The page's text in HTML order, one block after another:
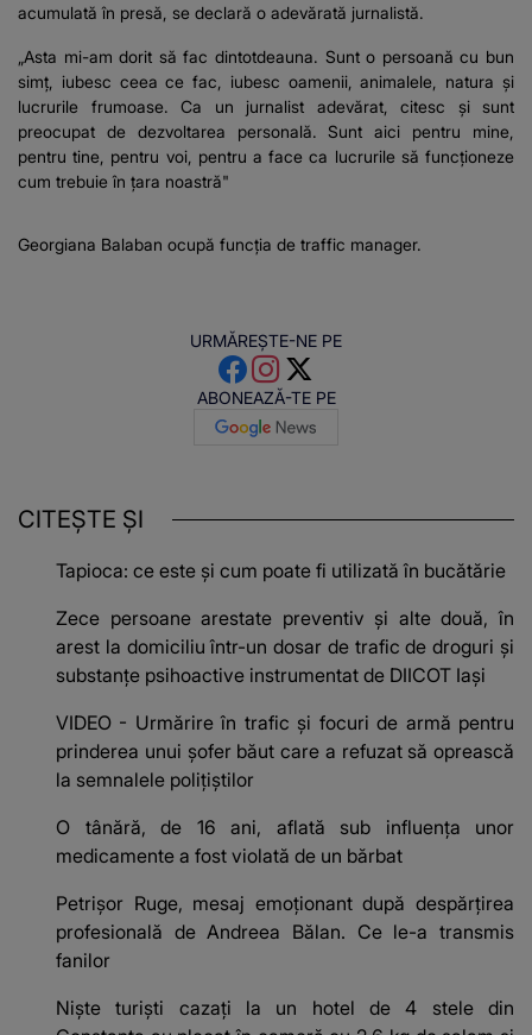
acumulată în presă, se declară o adevărată jurnalistă.
„Asta mi-am dorit să fac dintotdeauna. Sunt o persoană cu bun
simț, iubesc ceea ce fac, iubesc oamenii, animalele, natura și
lucrurile frumoase. Ca un jurnalist adevărat, citesc și sunt
preocupat de dezvoltarea personală. Sunt aici pentru mine,
pentru tine, pentru voi, pentru a face ca lucrurile să funcționeze
cum trebuie în țara noastră"
Georgiana Balaban ocupă funcția de traffic manager.
URMĂREȘTE-NE PE
ABONEAZĂ-TE PE
CITEȘTE ȘI
Tapioca: ce este și cum poate fi utilizată în bucătărie
Zece persoane arestate preventiv şi alte două, în
arest la domiciliu într-un dosar de trafic de droguri şi
substanţe psihoactive instrumentat de DIICOT Iaşi
VIDEO - Urmărire în trafic şi focuri de armă pentru
prinderea unui şofer băut care a refuzat să oprească
la semnalele poliţiştilor
O tânără, de 16 ani, aflată sub influenţa unor
medicamente a fost violată de un bărbat
Petrișor Ruge, mesaj emoționant după despărțirea
profesională de Andreea Bălan. Ce le-a transmis
fanilor
Niște turiști cazați la un hotel de 4 stele din